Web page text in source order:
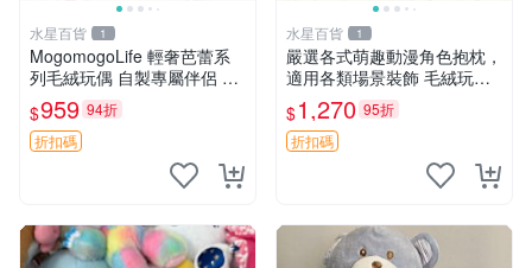
水星百貨 1
MogomogoLife 輕奢芭蕾系
列毛絨玩偶 自製專屬伴侶 帶
標牌全新成色 芭蕾系列 毛絨
玩偶 安撫玩具 新款上架
$959 94折
折扣碼
水星百貨 1
嚴選各式萌趣動漫角色抱枕，
適用各類場景裝飾 毛絨玩
具、卡通抱枕、趣味玩偶
$1,270 95折
折扣碼